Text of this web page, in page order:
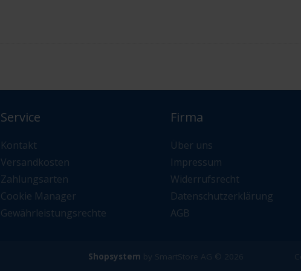
Service
Kontakt
Versandkosten
Zahlungsarten
Cookie Manager
Gewährleistungsrechte
Firma
Über uns
Impressum
Widerrufsrecht
Datenschutzerklärung
AGB
Shopsystem by SmartStore AG © 2026